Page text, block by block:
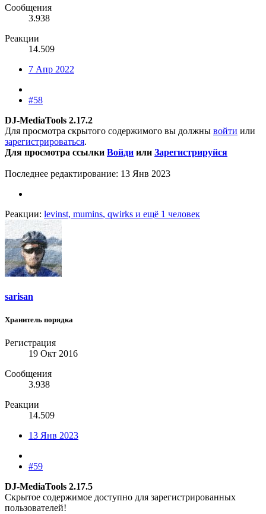
Сообщения
3.938
Реакции
14.509
7 Апр 2022
#58
DJ-MediaTools 2.17.2
Для просмотра скрытого содержимого вы должны войти или
зарегистрироваться.
Для просмотра ссылки Войди или Зарегистрируйся
Последнее редактирование: 13 Янв 2023
Реакции: levinst, mumins, qwirks и ещё 1 человек
sarisan
Хранитель порядка
Регистрация
19 Окт 2016
Сообщения
3.938
Реакции
14.509
13 Янв 2023
#59
DJ-MediaTools 2.17.5
Скрытое содержимое доступно для зарегистрированных
пользователей!